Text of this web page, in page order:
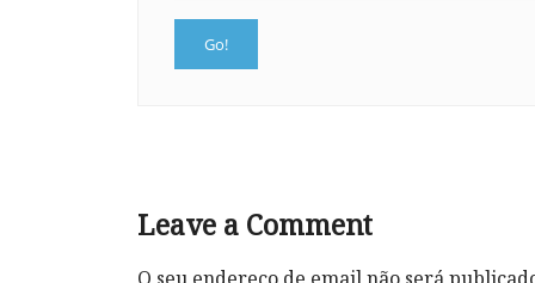
Leave a Comment